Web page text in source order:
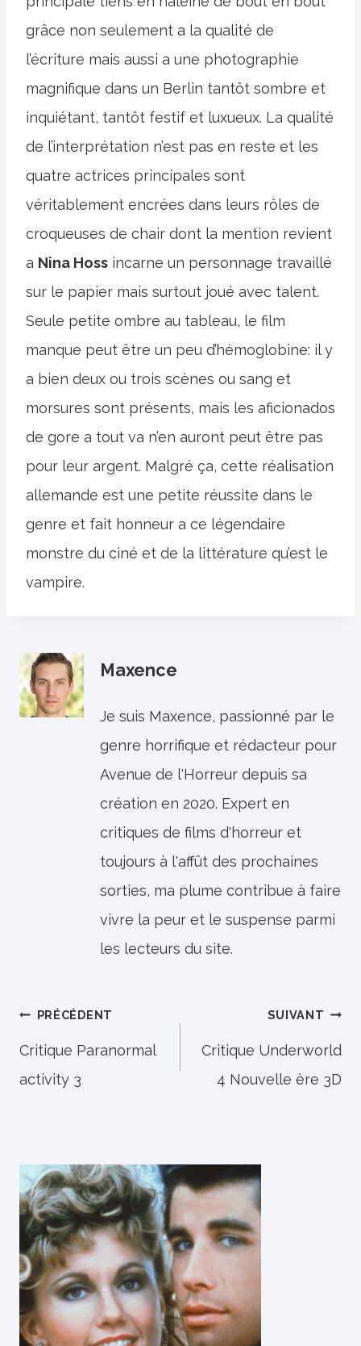
grâce non seulement a la qualité de
l’écriture mais aussi a une photographie
magnifique dans un Berlin tantôt sombre et
inquiétant, tantôt festif et luxueux. La qualité
de l’interprétation n’est pas en reste et les
quatre actrices principales sont
véritablement encrées dans leurs rôles de
croqueuses de chair dont la mention revient
a Nina Hoss incarne un personnage travaillé
sur le papier mais surtout joué avec talent.
Seule petite ombre au tableau, le film
manque peut être un peu d’hémoglobine: il y
a bien deux ou trois scènes ou sang et
morsures sont présents, mais les aficionados
de gore a tout va n’en auront peut être pas
pour leur argent. Malgré ça, cette réalisation
allemande est une petite réussite dans le
genre et fait honneur a ce légendaire
monstre du ciné et de la littérature qu’est le
vampire.
Maxence
Je suis Maxence, passionné par le
genre horrifique et rédacteur pour
Avenue de l'Horreur depuis sa
création en 2020. Expert en
critiques de films d'horreur et
toujours à l'affût des prochaines
sorties, ma plume contribue à faire
vivre la peur et le suspense parmi
les lecteurs du site.
Navigation
de
l’article
PRÉCÉDENT
Critique Paranormal
activity 3
SUIVANT
Critique Underworld
4 Nouvelle ère 3D